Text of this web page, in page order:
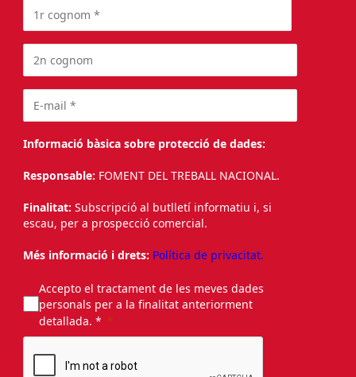
Informació bàsica sobre protecció de dades:
Responsable: FOMENT DEL TREBALL NACIONAL.
Finalitat: Subscripció al butlletí informatiu i, si
escau, per a prospecció comercial.
Més informació i drets: Política de privacitat.
Accepto el tractament de les meves dades
personals per a la finalitat anteriorment
detallada. *